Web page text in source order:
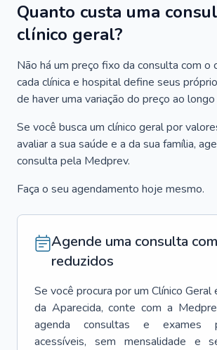
Quanto custa uma
clínico geral?
Não há um preço fixo da consulta com o
cada clínica e hospital define seus
de haver uma variação do preço ao
Se você busca um clínico geral por
avaliar a sua saúde e a da sua família,
consulta pela Medprev.
Faça o seu agendamento hoje mesmo.
Agende uma consulta
reduzidos
Se você procura por um Clínico Geral
da Aparecida, conte com a
agenda consultas e exames
acessíveis, sem mensalidade e